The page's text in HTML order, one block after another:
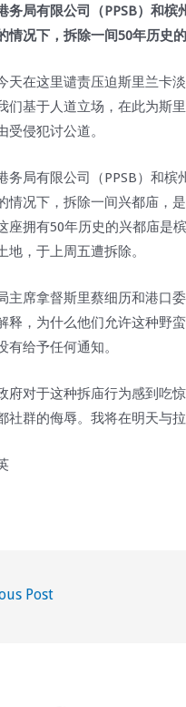
务局有限公司（PPSB）和
情况下，拆除一间50年历史
天在这里谴责压迫斯里兰卡
们基于人道立场，在此为斯
受侵犯讨公道。
务局有限公司（PPSB）和槟
情况下，拆除一间兴都庙，
座拥有50年历史的兴都庙是
地，于上周五遭拆除。
主席拿督斯里蔡细历和港口
释，为什么他们允许这种野
有给予任何通知。
府对于这种拆庙行为感到吃
社群的侮辱。我将在明天与
Post